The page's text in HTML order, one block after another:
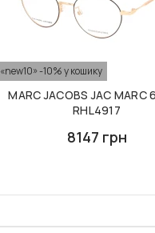
«new10» -10% у кошику
MARC JACOBS JAC MARC
RHL4917
8147 грн